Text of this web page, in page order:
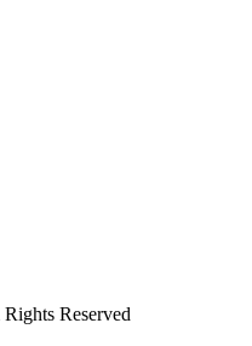
Reserved